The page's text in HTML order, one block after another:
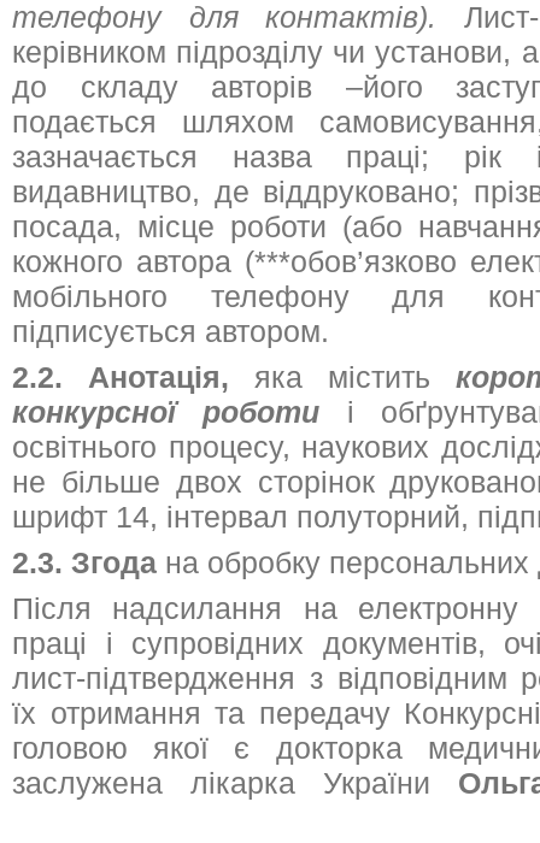
телефону для контактів).
керівником підрозділу чи установи,
до складу авторів –його
подається шляхом
зазначається назва праці;
видавництво, де віддруковано;
посада, місце роботи (або
кожного автора (***обов’язково
мобільного телефону для
підписується автором.
2.2. Анотація, яка містить
конкурсної роботи і
освітнього процесу, наукових
не більше двох сторінок
шрифт 14, інтервал полуторний,
2.3. Згода на обробку
Після надсилання на
праці і супровідних документів,
лист-підтвердження з відповідним
їх отримання та передачу
головою якої є докторка
заслужена лікарка України